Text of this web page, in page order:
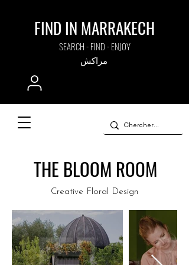
FIND IN MARRAKECH
SEARCH - FIND - ENJOY
مراكش
THE BLOOM ROOM
Creative Floral Design